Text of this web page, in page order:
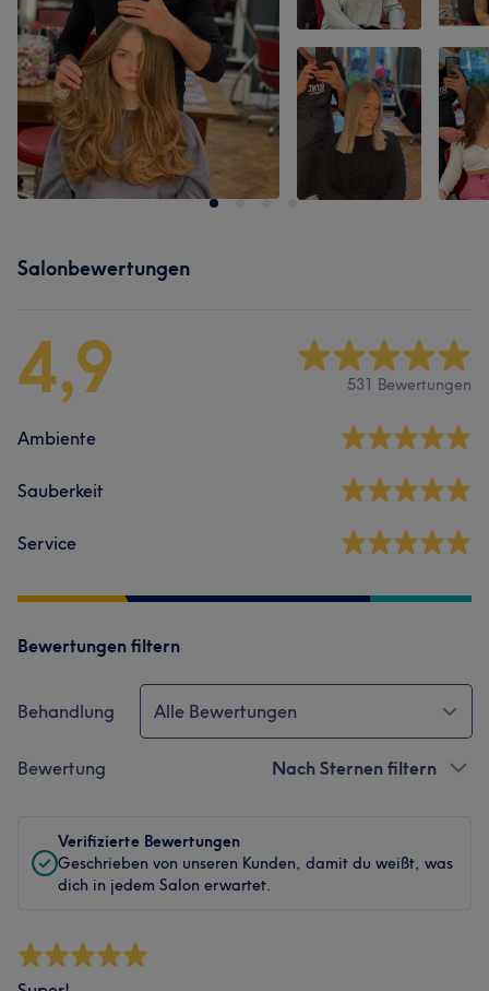
Salonbewertungen
4,9 531 Bewertungen
Ambiente
Sauberkeit
Service
Bewertungen filtern
Behandlung Alle Bewertungen
Bewertung Nach Sternen filtern
Verifizierte Bewertungen
Geschrieben von unseren Kunden, damit du weißt, was
dich in jedem Salon erwartet.